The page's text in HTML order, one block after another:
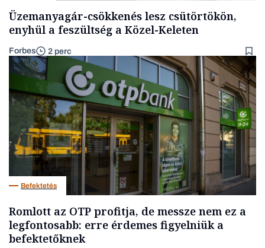
Üzemanyagár-csökkenés lesz csütörtökön,
enyhül a feszültség a Közel-Keleten
Forbes 2 perc
Befektetés
Romlott az OTP profitja, de messze nem ez a
legfontosabb: erre érdemes figyelniük a
befektetőknek